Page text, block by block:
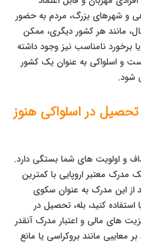
و شهرهای بزرگ، مردم به حضور
مانند هر کشور دیگری، ممکن
برخورد نامناسب نیز وجود داشته
و اسلواکی به عنوان یک کشور
شود.
تحصیل در اسلواکی هنوز
و اولویت های شما بستگی دارد.
مدرک معتبر اروپایی با کمترین
این مدرک به عنوان سکوی
استفاده کنید، بله، تحصیل در
های مالی و اعتبار مدرک آنقدر
معایبی مانند بروکراسی یا مانع